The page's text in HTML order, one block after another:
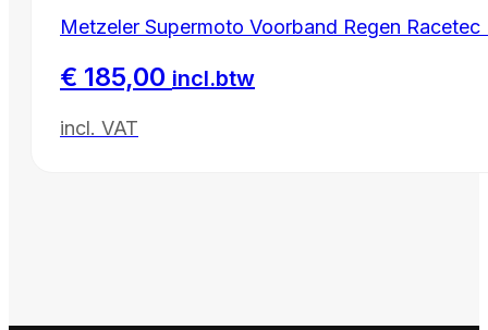
Metzeler Supermoto Voorband Regen Racetec
€ 185,00 incl.btw
incl. VAT